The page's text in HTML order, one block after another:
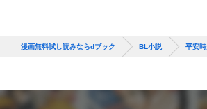
漫画無料試し読みならdブック BL小説 平安